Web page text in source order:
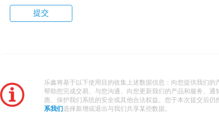
乐鑫将基于以下使用目的收集上述数据信息：向您提供我们的
帮助您完成交易、与您沟通、向您更新我们的产品和服务、通
惠、保护我们系统的安全或其他合法权益。您于本次提交后仍
系我们 选择新增或退出与我们共享某些数据。